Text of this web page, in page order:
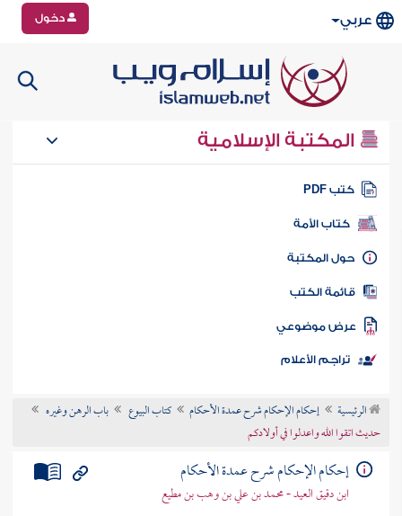
عربي دخول
المكتبة الإسلامية
كتب PDF
كتاب الأمة
المكتبة
الكتب
موضوعي
تراجم الأعلام
الرئيسية إحكام الإحكام شرح عمدة الأحكام كتاب البيوع
باب الرهن وغيره
حديث اتقوا الله واعدلوا في أولادكم
إحكام الإحكام شرح عمدة الأحكام
ابن دقيق العيد - محمد بن علي بن وهب بن مطيع